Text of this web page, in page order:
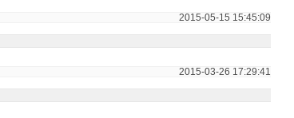
2015-05-15 15:45:09
2015-03-26 17:29:41